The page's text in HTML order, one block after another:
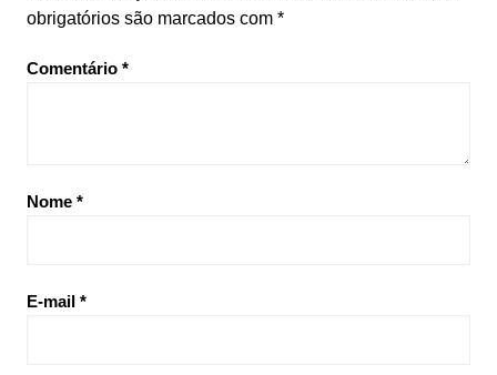
obrigatórios são marcados com *
Comentário *
Nome *
E-mail *